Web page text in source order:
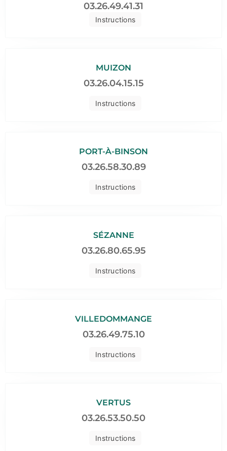
Instructions
03.26.49.41.31
Instructions
MUIZON
03.26.04.15.15
Instructions
PORT-À-BINSON
03.26.58.30.89
Instructions
SÉZANNE
03.26.80.65.95
Instructions
VILLEDOMMANGE
03.26.49.75.10
Instructions
VERTUS
03.26.53.50.50